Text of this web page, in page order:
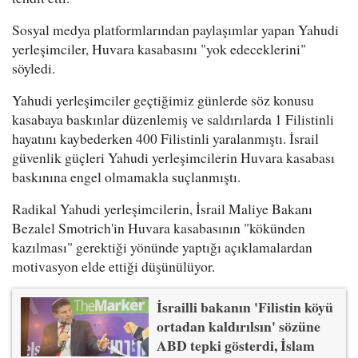
Sosyal medya platformlarından paylaşımlar yapan Yahudi
yerleşimciler, Huvara kasabasını "yok edeceklerini"
söyledi.
Yahudi yerleşimciler geçtiğimiz günlerde söz konusu
kasabaya baskınlar düzenlemiş ve saldırılarda 1 Filistinli
hayatını kaybederken 400 Filistinli yaralanmıştı. İsrail
güvenlik güçleri Yahudi yerleşimcilerin Huvara kasabası
baskınına engel olmamakla suçlanmıştı.
Radikal Yahudi yerleşimcilerin, İsrail Maliye Bakanı
Bezalel Smotrich'in Huvara kasabasının "kökünden
kazılması" gerektiği yönünde yaptığı açıklamalardan
motivasyon elde ettiği düşünülüyor.
İsrailli bakanın 'Filistin köyü
ortadan kaldırılsın' sözüne
ABD tepki gösterdi, İslam